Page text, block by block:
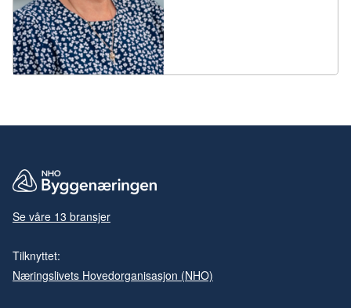
Se våre 13 bransjer
Tilknyttet:
Næringslivets Hovedorganisasjon (NHO)